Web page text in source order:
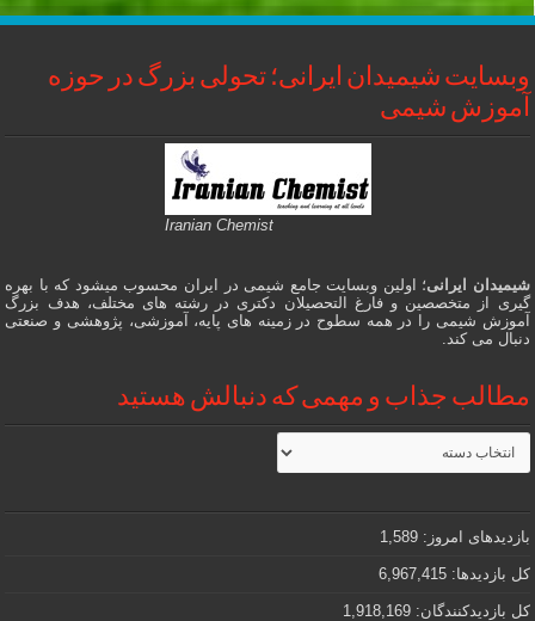
وبسایت شیمیدان ایرانی؛ تحولی بزرگ در حوزه
آموزش شیمی
Iranian Chemist
شیمیدان ایرانی؛ اولین وبسایت جامع شیمی در ایران محسوب میشود که با بهره
گیری از متخصصین و فارغ التحصیلان دکتری در رشته های مختلف، هدف بزرگ
آموزش شیمی را در همه سطوح در زمینه های پایه، آموزشی، پژوهشی و صنعتی
دنبال می کند.
مطالب جذاب و مهمی که دنبالش هستید
مطالب
جذاب
و
که
دنبالش
هستید
بازدیدهای امروز: 1,589
کل بازدیدها: 6,967,415
کل بازدیدکنند‌گان: 1,918,169